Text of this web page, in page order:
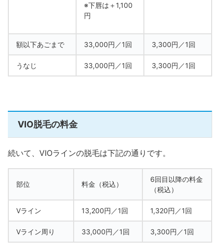
※下唇は＋1,100
円
額以下あごまで 33,000円／1回 3,300円／1回
うなじ 33,000円／1回 3,300円／1回
VIO脱毛の料金
続いて、VIOラインの脱毛は下記の通りです。
部位 料金（税込）
6回目以降の料金
（税込）
Vライン 13,200円／1回 1,320円／1回
Vライン周り 33,000円／1回 3,300円／1回